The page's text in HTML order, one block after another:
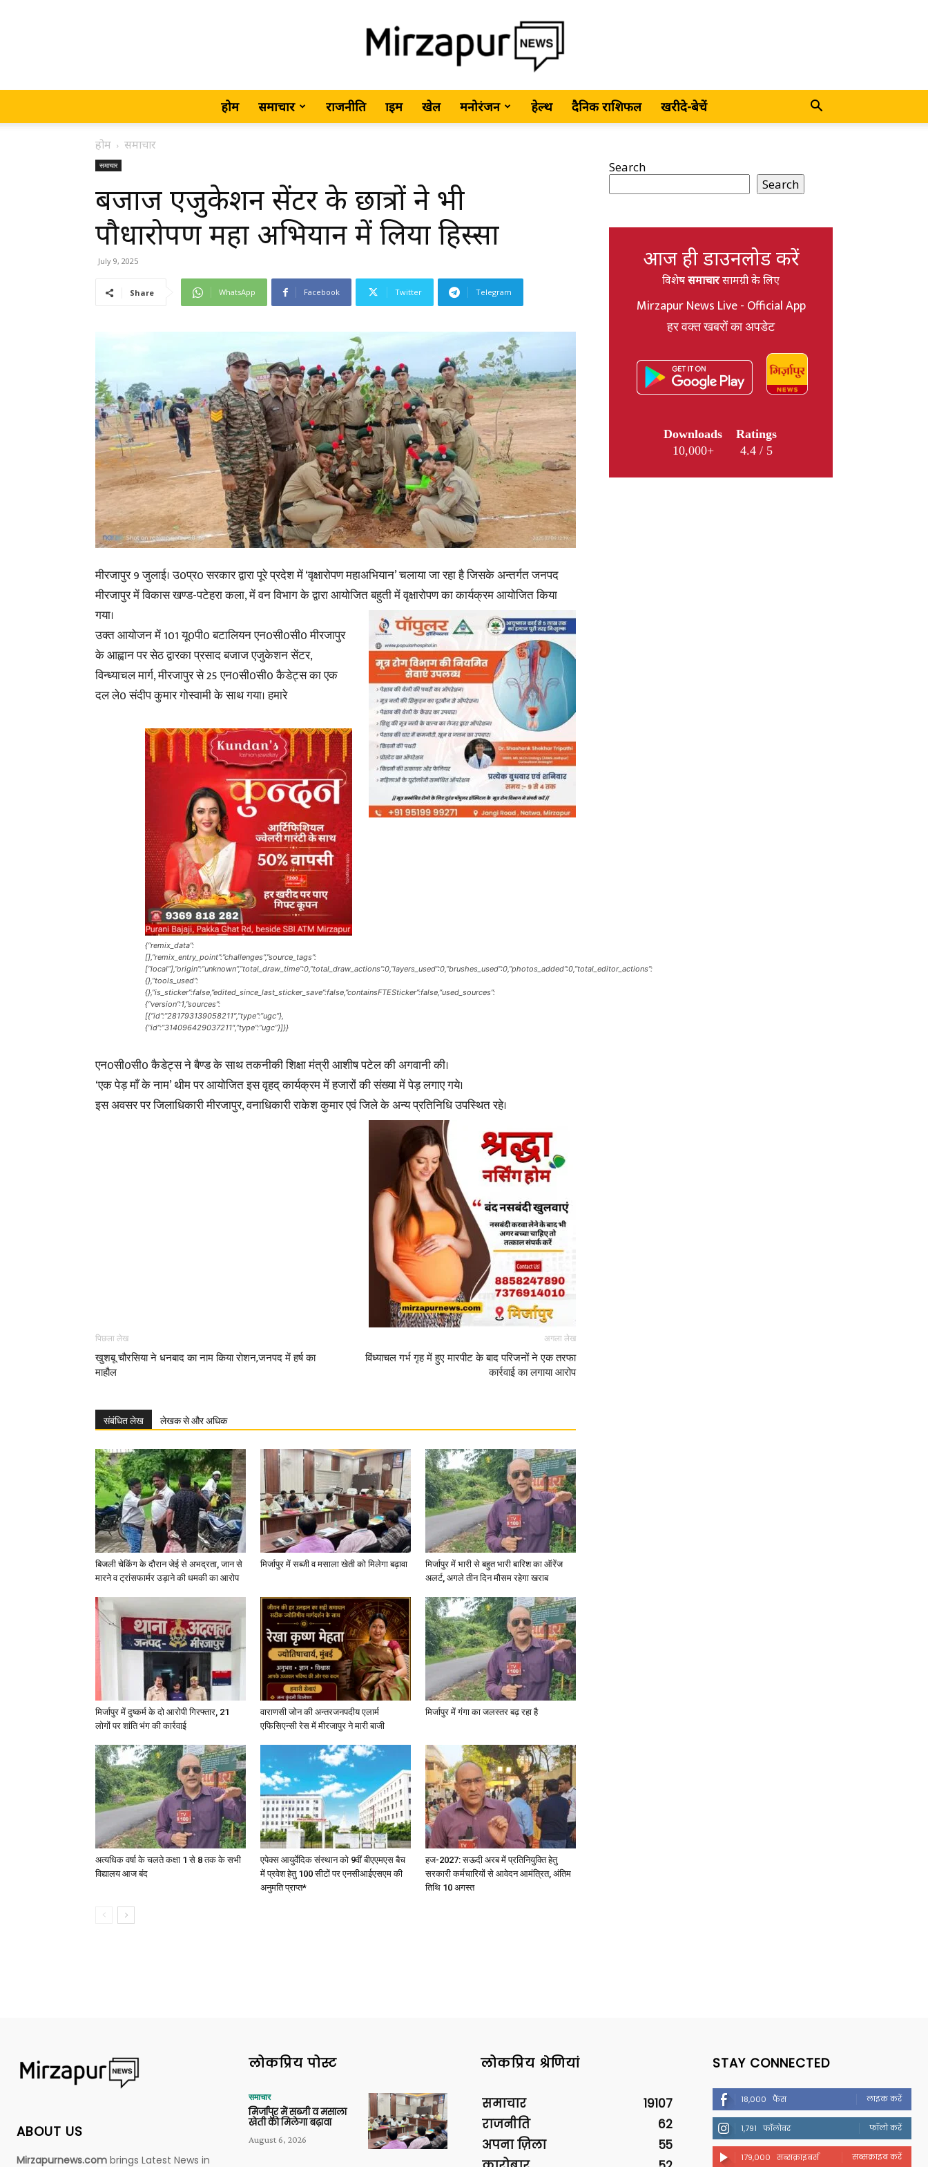
MirzapurNews.com
Hindi
News,
Latest
News
in
Hindi,
Paper
होम समाचार राजनीति क्राइम खेल मनोरंजन हेल्थ दैनिक राशिफल खरीदे-बेचें
होम समाचार
समाचार
बजाज एजुकेशन सेंटर के छात्रों ने भी
पौधारोपण महा अभियान में लिया हिस्सा
July 9, 2025
Share WhatsApp Facebook Twitter Telegram
मीरजापुर 9 जुलाई। उ0प्र0 सरकार द्वारा पूरे प्रदेश में ‘वृक्षारोपण महाअभियान’ चलाया जा रहा है जिसके अन्तर्गत जनपद
मीरजापुर में विकास खण्ड-पटेहरा कला, में वन विभाग के द्वारा आयोजित बहुती में वृक्षारोपण का कार्यक्रम आयोजित किया
गया।
उक्त आयोजन में 101 यू0पी0 बटालियन एन0सी0सी0 मीरजापुर
के आह्वान पर सेठ द्वारका प्रसाद बजाज एजुकेशन सेंटर,
विन्ध्याचल मार्ग, मीरजापुर से 25 एन0सी0सी0 कैडेट्स का एक
दल ले0 संदीप कुमार गोस्वामी के साथ गया। हमारे
{“remix_data”:
[],”remix_entry_point”:”challenges”,”source_tags”:
[“local”],”origin”:”unknown”,”total_draw_time”:0,”total_draw_actions”:0,”layers_used”:0,”brushes_used”:0,”photos_added”:0,”total_editor_actions”:
{},”tools_used”:
{},”is_sticker”:false,”edited_since_last_sticker_save”:false,”containsFTESticker”:false,”used_sources”:
{“version”:1,”sources”:
[{“id”:”281793139058211″,”type”:”ugc”},
{“id”:”314096429037211″,”type”:”ugc”}]}}
एन0सी0सी0 कैडेट्स ने बैण्ड के साथ तकनीकी शिक्षा मंत्री आशीष पटेल की अगवानी की।
‘एक पेड़ माँ के नाम’ थीम पर आयोजित इस वृहद् कार्यक्रम में हजारों की संख्या में पेड़ लगाए गये।
इस अवसर पर जिलाधिकारी मीरजापुर, वनाधिकारी राकेश कुमार एवं जिले के अन्य प्रतिनिधि उपस्थित रहे।
पिछला लेख
खुशबू चौरसिया ने धनबाद का नाम किया रोशन,जनपद में हर्ष का
माहौल
अगला लेख
विंध्याचल गर्भ गृह में हुए मारपीट के बाद परिजनों ने एक तरफा
कार्रवाई का लगाया आरोप
संबंधित लेख लेखक से और अधिक
बिजली चेकिंग के दौरान जेई से अभद्रता, जान से
मारने व ट्रांसफार्मर उड़ाने की धमकी का आरोप
मिर्जापुर में सब्जी व मसाला खेती को मिलेगा बढ़ावा
मिर्जापुर में भारी से बहुत भारी बारिश का ऑरेंज
अलर्ट, अगले तीन दिन मौसम रहेगा खराब
मिर्जापुर में दुष्कर्म के दो आरोपी गिरफ्तार, 21
लोगों पर शांति भंग की कार्रवाई
वाराणसी जोन की अन्तरजनपदीय एलार्म
एफिसिएन्सी रेस में मीरजापुर ने मारी बाजी
मिर्जापुर में गंगा का जलस्तर बढ़ रहा है
अत्यधिक वर्षा के चलते कक्षा 1 से 8 तक के सभी
विद्यालय आज बंद
एपेक्स आयुर्वेदिक संस्थान को 9वीं बीएएमएस बैच
में प्रवेश हेतु 100 सीटों पर एनसीआईएसएम की
अनुमति प्राप्त*
हज-2027: सऊदी अरब में प्रतिनियुक्ति हेतु
सरकारी कर्मचारियों से आवेदन आमंत्रित, अंतिम
तिथि 10 अगस्त
Search
Search
आज ही डाउनलोड करें
विशेषसमाचारसामग्री के लिए
Mirzapur News Live - Official App
हर वक्त खबरों का अपडेट
Downloads
10,000+
Ratings
4.4 / 5
ABOUT US
Mirzapurnews.com brings Latest News in
लोकप्रिय पोस्ट
समाचार
मिर्जापुर में सब्जी व मसाला
खेती को मिलेगा बढ़ावा
August 6, 2026
लोकप्रिय श्रेणियां
समाचार
19107
राजनीति
62
अपना ज़िला
55
STAY CONNECTED
18,000 फैंस लाइक करें
1,791 फॉलोवर फॉलो करें
179,000 सब्सक्राइबर्स सब्सक्राइब करें